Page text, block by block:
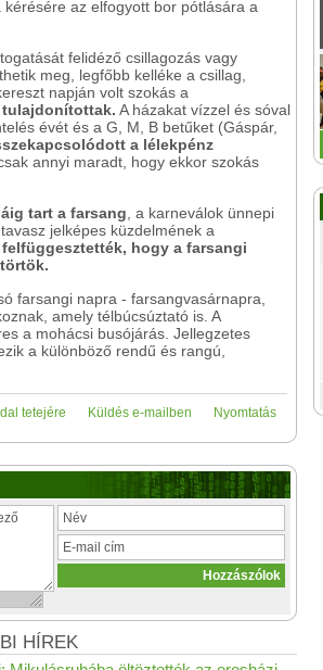
az elfogyott bor pótlására a
felidéző csillagozás vagy
meg, legfőbb kelléke a csillag,
napján volt szokás a
A házakat vízzel és sóval
évét és a G, M, B betűket (Gáspár,
a lélekpénz
annyi maradt, hogy ekkor szokás
tart a farsang , a karneválok ünnepi
jelképes küzdelmének a
hogy a farsangi
farsangi napra - farsangvasárnapra,
amely télbúcsúztató is. A
a mohácsi busójárás. Jellegzetes
a különböző rendű és rangú,
Nyomtatás
Küldés e-mailben
tetejére
HÍREK